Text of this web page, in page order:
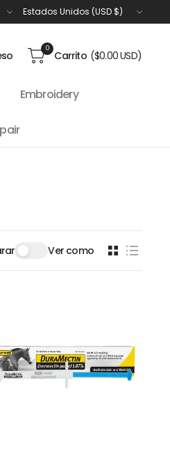
Actualizar
país/región
0
Carrito ($0.00 USD)
Embroidery
Ver como